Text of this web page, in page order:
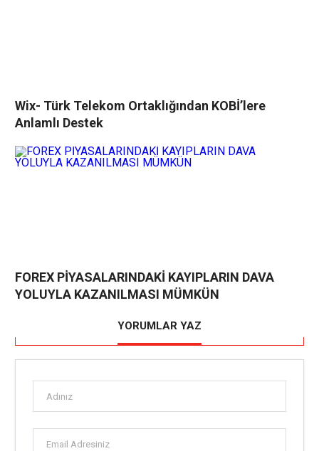
Wix- Türk Telekom Ortaklığından KOBİ’lere
Anlamlı Destek
FOREX PİYASALARINDAKİ KAYIPLARIN DAVA
YOLUYLA KAZANILMASI MÜMKÜN
YORUMLAR YAZ